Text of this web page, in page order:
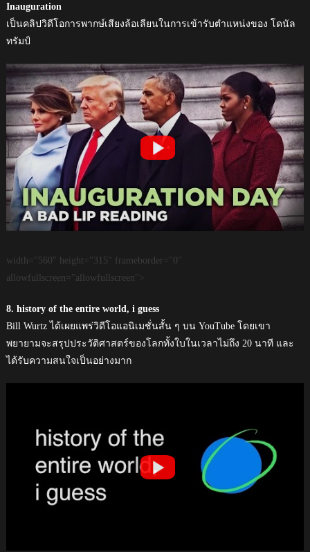
Inauguration
เป็นคลิปวิดีโอการพากษ์เสียงล้อเลียนในการเข้ารับตำแหน่งของ โดนัล
ทรัมป์
width="560" height="315" frameborder="0"
allowfullscreen="allowfullscreen">
8. history of the entire world, i guess
Bill Wurtz ได้เผยแพร่วิดีโอแอนิเมชั่นสั้น ๆ บน YouTube โดยเขา
พยายามจะสรุปประวัติศาสตร์ของโลกทั้งใบในเวลาไม่ถึง 20 นาที และ
ได้รับความสนใจเป็นอย่างมาก